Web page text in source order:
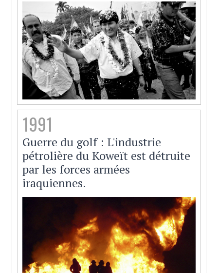
1991
Guerre du golf : L'industrie
pétrolière du Koweït est détruite
par les forces armées
iraquiennes.